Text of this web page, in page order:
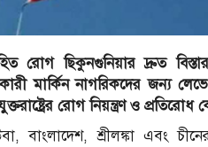
রোগ ছিকুনগুনিয়ার দ্রুত
মার্কিন নাগরিকদের জন্য
রোগ নিয়ন্ত্রণ ও প্রতিরোধ
বাংলাদেশ, শ্রীলঙ্কা এবং চীনের